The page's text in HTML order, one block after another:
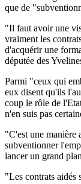
que de
"Il faut avoir une
vraiment les
d'acquérir une
députée des
Parmi "ceux qui
eux disent qu'ils
coup le rôle de
n'en suis pas
"C'est une manière
subventionner
lancer un grand
"Les contrats aidés